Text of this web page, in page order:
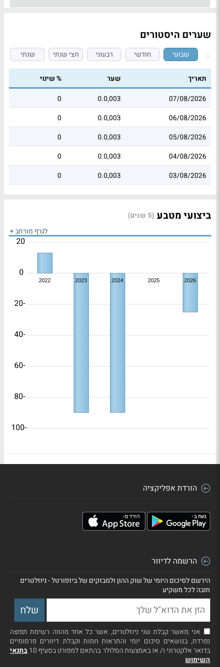
שערים היסטורים
שבועי חודשי רבעוני חצי שנתי שנתי
תאריך שער
% שינוי
07/08/2026
0.0,003
0
06/08/2026
0.0,003
0
05/08/2026
0.0,003
0
04/08/2026
0.0,003
0
03/08/2026
0.0,003
0
ביצועי מטבע (5 שנים)
לגרף מורחב +
2022 2023 2024 2025 2026
-100
-80
-60
-40
-20
0
20
הורדת אפליקציה
הרשמה לדיוור
הירשם לסיכום היומי של שוק ההון ולמבזקים של ביזפורטל - ניוזלטרים
חובה לכל משקיע
אני מאשר קבלת שני ניוזלטרים, אשר כל אחד מהווה רשימת תפוצה
נפרדת, בנושאים סיכום יומי והתראות חמות וקבלת דיוורים פרסומיים
בדואר אלקטרוני ו/ או באמצעות הסלולר בהתאם למפורט בסעיף 10
בתנאי
השימוש